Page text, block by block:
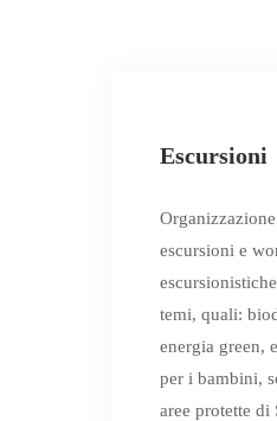
2
Escursioni
escursioni e
temi, quali:
energia green,
per i bambini,
aree protette di